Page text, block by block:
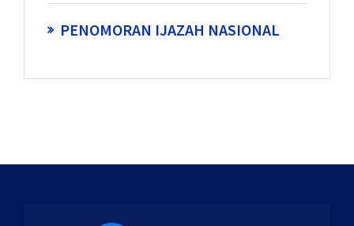
PENOMORAN IJAZAH NASIONAL